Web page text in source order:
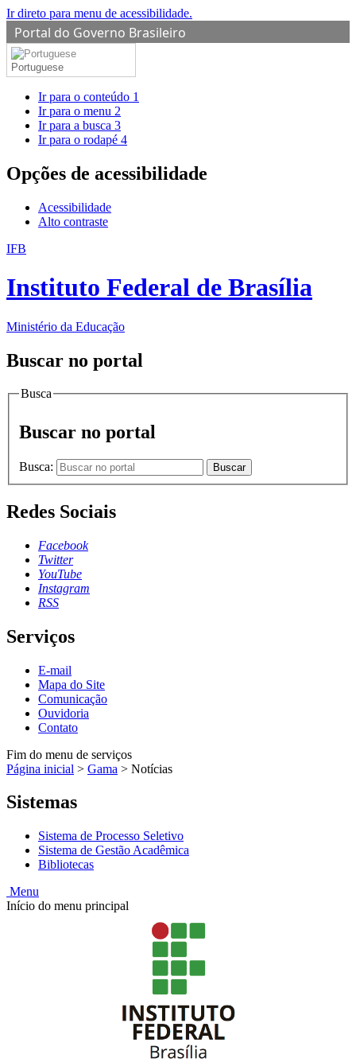
Ir direto para menu de acessibilidade.
Portal do Governo Brasileiro
Portuguese
Ir para o conteúdo 1
Ir para o menu 2
Ir para a busca 3
Ir para o rodapé 4
Opções de acessibilidade
Acessibilidade
Alto contraste
IFB
Instituto Federal de Brasília
Ministério da Educação
Buscar no portal
Busca
Buscar no portal
Busca: Buscar
Redes Sociais
Facebook
Twitter
YouTube
Instagram
RSS
Serviços
E-mail
Mapa do Site
Comunicação
Ouvidoria
Contato
Fim do menu de serviços
Página inicial > Gama > Notícias
Sistemas
Sistema de Processo Seletivo
Sistema de Gestão Acadêmica
Bibliotecas
Menu
Início do menu principal